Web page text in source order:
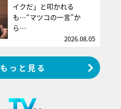
イクだ」と叩かれる
も…“マツコの一言”か
ら…
2026.08.05
もっと見る